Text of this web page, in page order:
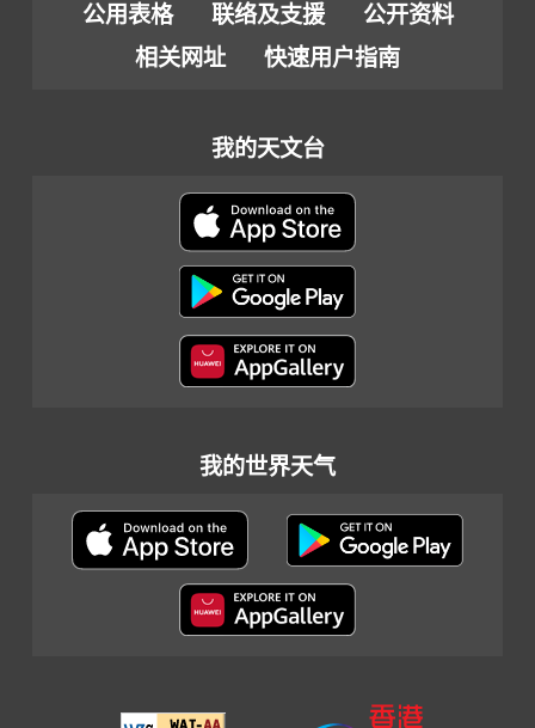
公用表格 联络及支援
公开资料
相关网址
快速用户指南
我的天文台
我的世界天气